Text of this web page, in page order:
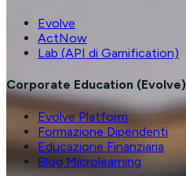
Evolve
ActNow
Lab (API di Gamification)
Corporate Education (Evolve)
Evolve Platform
Formazione Dipendenti
Educazione Finanziaria
Blog Microlearning